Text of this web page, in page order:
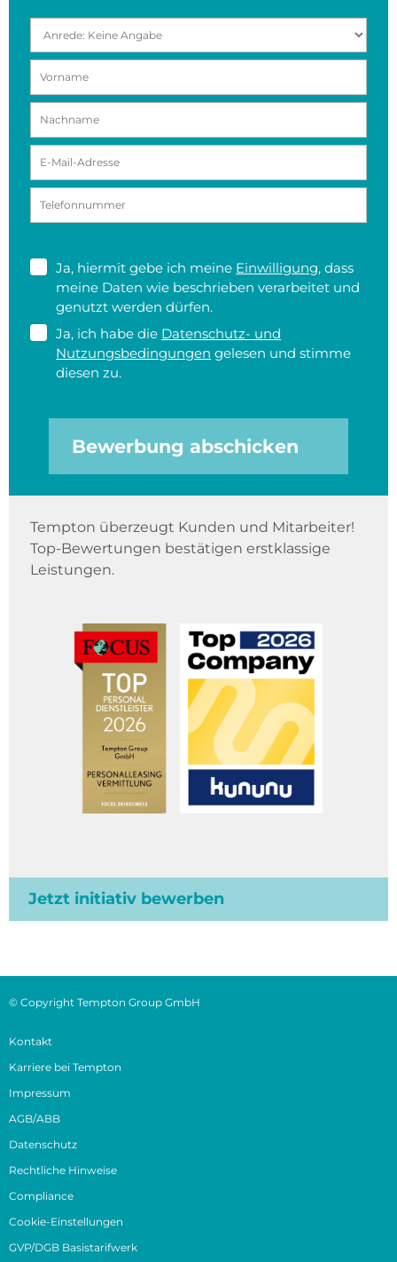
Ja, hiermit gebe ich meine Einwilligung, dass
meine Daten wie beschrieben verarbeitet und
genutzt werden dürfen.
Ja, ich habe die Datenschutz- und
Nutzungsbedingungen gelesen und stimme
diesen zu.
Bewerbung abschicken
Tempton überzeugt Kunden und Mitarbeiter!
Top-Bewertungen bestätigen erstklassige
Leistungen.
Jetzt initiativ bewerben
© Copyright Tempton Group GmbH
Kontakt
Karriere bei Tempton
Impressum
AGB/ABB
Datenschutz
Rechtliche Hinweise
Compliance
Cookie-Einstellungen
GVP/DGB Basistarifwerk